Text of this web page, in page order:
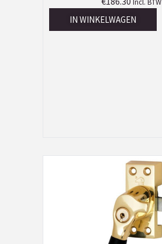
IN WINKELWAGEN